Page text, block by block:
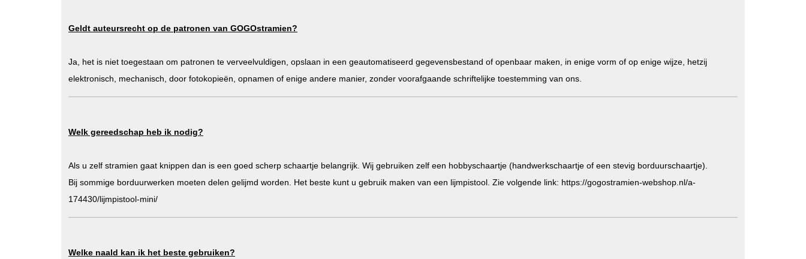
Geldt auteursrecht op de patronen van GOGOstramien?
Ja, het is niet toegestaan om patronen te verveelvuldigen, opslaan in een geautomatiseerd gegevensbestand of openbaar maken, in enige vorm of op enige wijze, hetzij
elektronisch, mechanisch, door fotokopieën, opnamen of enige andere manier, zonder voorafgaande schriftelijke toestemming van ons.
Welk gereedschap heb ik nodig?
Als u zelf stramien gaat knippen dan is een goed scherp schaartje belangrijk. Wij gebruiken zelf een hobbyschaartje (handwerkschaartje of een stevig borduurschaartje).
Bij sommige borduurwerken moeten delen gelijmd worden. Het beste kunt u gebruik maken van een lijmpistool. Zie volgende link: https://gogostramien-webshop.nl/a-
174430/lijmpistool-mini/
Welke naald kan ik het beste gebruiken?